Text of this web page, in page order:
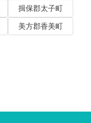
揖保郡太子町
美方郡香美町